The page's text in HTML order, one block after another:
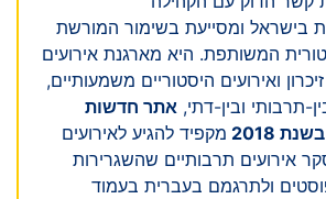
בישראל ומסייעת בשימור המורשת
המשותפת. היא מארגנת אירועים
ואירועים היסטוריים משמעותיים,
תרבותי ובין-דתי, אתר חדשות
2018
מקפיד להגיע לאירועים
אירועים תרבותיים שהשגרירות
ולתרגמם בעברית בעמוד